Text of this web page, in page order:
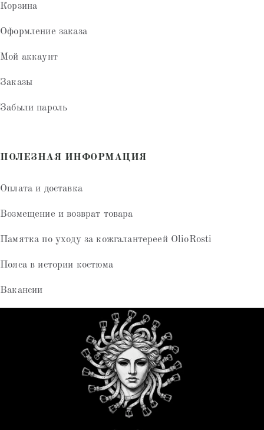
Корзина
Оформление заказа
Мой аккаунт
Заказы
Забыли пароль
ПОЛЕЗНАЯ ИНФОРМАЦИЯ
Оплата и доставка
Возмещение и возврат товара
Памятка по уходу за кожгалантереей OlioRosti
Пояса в истории костюма
Вакансии